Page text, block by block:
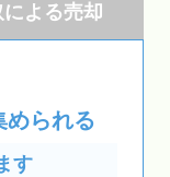
による売却
められる
す